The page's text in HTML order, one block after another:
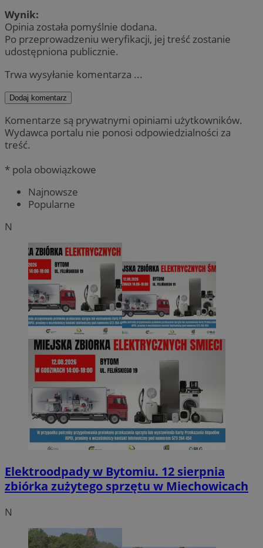
Wynik:
Opinia została pomyślnie dodana.
Po przeprowadzeniu weryfikacji, jej treść zostanie
udostępniona publicznie.
Trwa wysyłanie komentarza ...
Dodaj komentarz
Komentarze są prywatnymi opiniami użytkowników.
Wydawca portalu nie ponosi odpowiedzialności za
treść.
* pola obowiązkowe
Najnowsze
Popularne
N
Elektroodpady w Bytomiu. 12 sierpnia
zbiórka zużytego sprzętu w Miechowicach
N